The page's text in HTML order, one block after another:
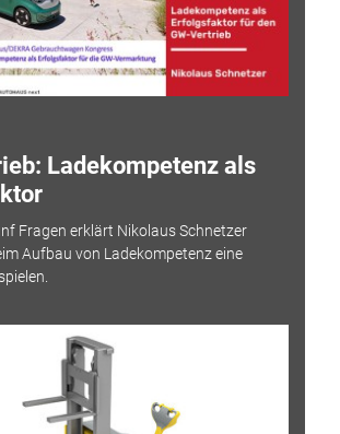
Ladekompetenz als
Fragen erklärt Nikolaus Schnetzer
Aufbau von Ladekompetenz eine